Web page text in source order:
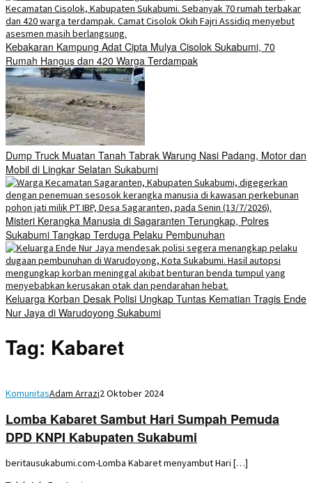
Kebakaran Kampung Adat Cipta Mulya Cisolok Sukabumi, 70
Rumah Hangus dan 420 Warga Terdampak
Dump Truck Muatan Tanah Tabrak Warung Nasi Padang, Motor dan
Mobil di Lingkar Selatan Sukabumi
Misteri Kerangka Manusia di Sagaranten Terungkap, Polres
Sukabumi Tangkap Terduga Pelaku Pembunuhan
Keluarga Korban Desak Polisi Ungkap Tuntas Kematian Tragis Ende
Nur Jaya di Warudoyong Sukabumi
Tag: Kabaret
KomunitasAdam Arrazi2 Oktober 2024
Lomba Kabaret Sambut Hari Sumpah Pemuda
DPD KNPI Kabupaten Sukabumi
beritausukabumi.com-Lomba Kabaret menyambut Hari […]